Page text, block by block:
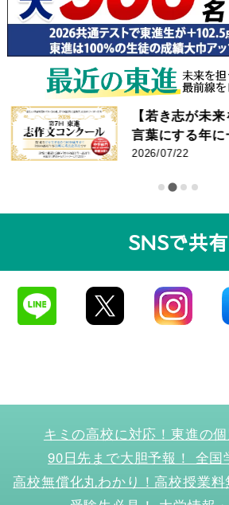
【若き志が未
言葉にする年
回 東進 志作文
2026/07/22
SNSで共有
キミの高校に対応！東進の
90日先まで大胆予報！ 全国
高校無償化丸わかり！高校授業